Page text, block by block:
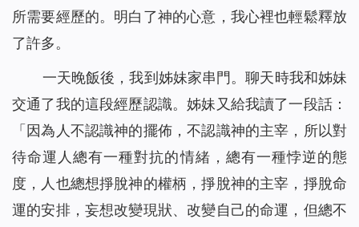
所需要經歷的。明白了神的心意，我心裡也輕鬆釋放
了許多。
一天晚飯後，我到姊妹家串門。聊天時我和姊妹
交通了我的這段經歷認識。姊妹又給我讀了一段話：
「 因為人不認識神的擺佈，不認識神的主宰，所以對
待命運人總有一種對抗的情緒，總有一種悖逆的態
度，人也總想掙脫神的權柄，掙脫神的主宰，掙脫命
運的安排，妄想改變現狀、改變自己的命運，但總不